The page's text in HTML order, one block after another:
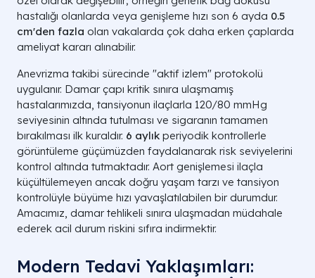
hastalığı olanlarda veya genişleme hızı son 6 ayda 0.5
cm'den fazla olan vakalarda çok daha erken çaplarda
ameliyat kararı alınabilir.
Anevrizma takibi sürecinde "aktif izlem" protokolü
uygulanır. Damar çapı kritik sınıra ulaşmamış
hastalarımızda, tansiyonun ilaçlarla 120/80 mmHg
seviyesinin altında tutulması ve sigaranın tamamen
bırakılması ilk kuraldır. 6 aylık periyodik kontrollerle
görüntüleme güçümüzden faydalanarak risk seviyelerini
kontrol altında tutmaktadır. Aort genişlemesi ilaçla
küçültülemeyen ancak doğru yaşam tarzı ve tansiyon
kontrolüyle büyüme hızı yavaşlatılabilen bir durumdur.
Amacımız, damar tehlikeli sınıra ulaşmadan müdahale
ederek acil durum riskini sıfıra indirmektir.
Modern Tedavi Yaklaşımları: